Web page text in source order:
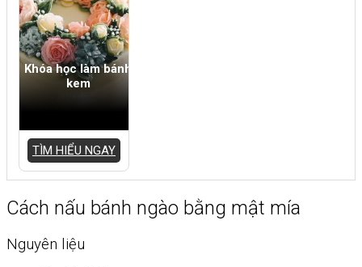
Khóa học làm bánh
kem
TÌM HIỂU NGAY
Cách nấu bánh ngào bằng mật mía
Nguyên liệu